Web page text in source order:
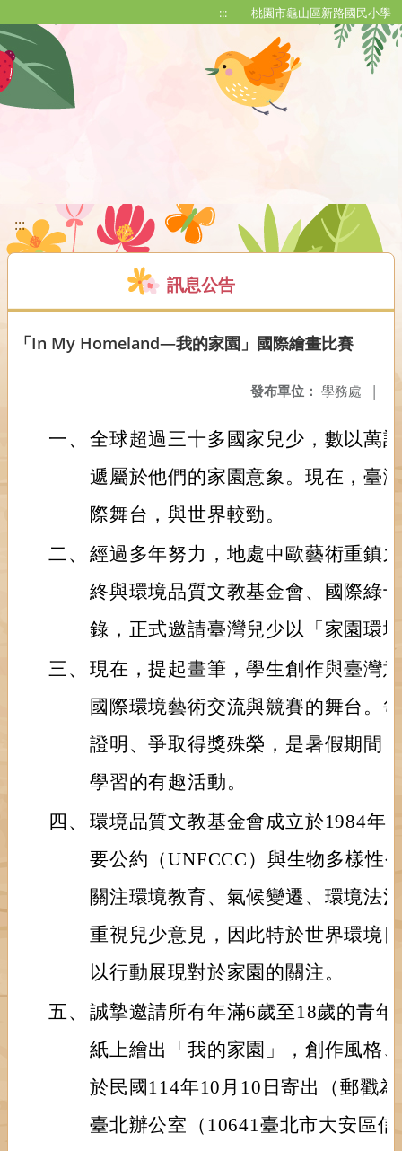
::: 桃園市龜山區新路國民小學
:::
訊息公告
「In My Homeland—我的家園」國際繪畫比賽
發布單位： 學務處 |
一、 全球超過三十多國家兒少，數以萬
遞屬於他們的家園意象。現在，臺
際舞台，與世界較勁。
二、 經過多年努力，地處中歐藝術重鎮
終與環境品質文教基金會、國際綠
錄，正式邀請臺灣兒少以「家園環
三、 現在，提起畫筆，學生創作與臺灣
國際環境藝術交流與競賽的舞台。
證明、爭取得獎殊榮，是暑假期間
學習的有趣活動。
四、 環境品質文教基金會成立於1984年
要公約（UNFCCC）與生物多樣性
關注環境教育、氣候變遷、環境法
重視兒少意見，因此特於世界環境
以行動展現對於家園的關注。
五、 誠摯邀請所有年滿6歲至18歲的青
紙上繪出「我的家園」，創作風格
於民國114年10月10日寄出（郵戳
臺北辦公室（10641臺北市大安區